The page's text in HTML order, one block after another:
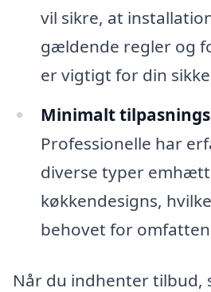
vil sikre, at
gældende regler og
er vigtigt for din
Minimalt
Professionelle har
diverse typer
køkkendesigns,
behovet for
Når du indhenter tilbud,